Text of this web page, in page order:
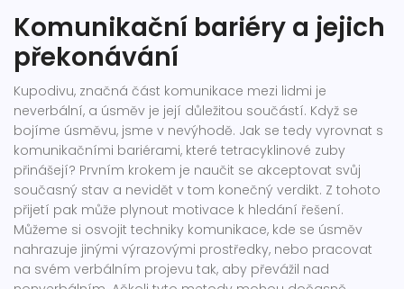
Komunikační bariéry a jejich
překonávání
Kupodivu, značná část komunikace mezi lidmi je
neverbální, a úsměv je její důležitou součástí. Když se
bojíme úsměvu, jsme v nevýhodě. Jak se tedy vyrovnat s
komunikačními bariérami, které tetracyklinové zuby
přinášejí? Prvním krokem je naučit se akceptovat svůj
současný stav a nevidět v tom konečný verdikt. Z tohoto
přijetí pak může plynout motivace k hledání řešení.
Můžeme si osvojit techniky komunikace, kde se úsměv
nahrazuje jinými výrazovými prostředky, nebo pracovat
na svém verbálním projevu tak, aby převážil nad